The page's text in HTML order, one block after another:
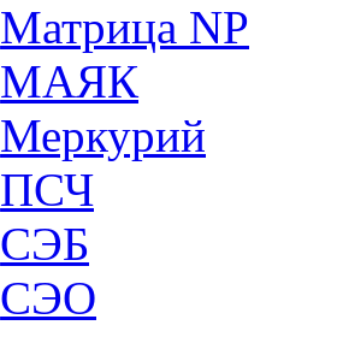
Матрица NP
МАЯК
Меркурий
ПСЧ
СЭБ
СЭО